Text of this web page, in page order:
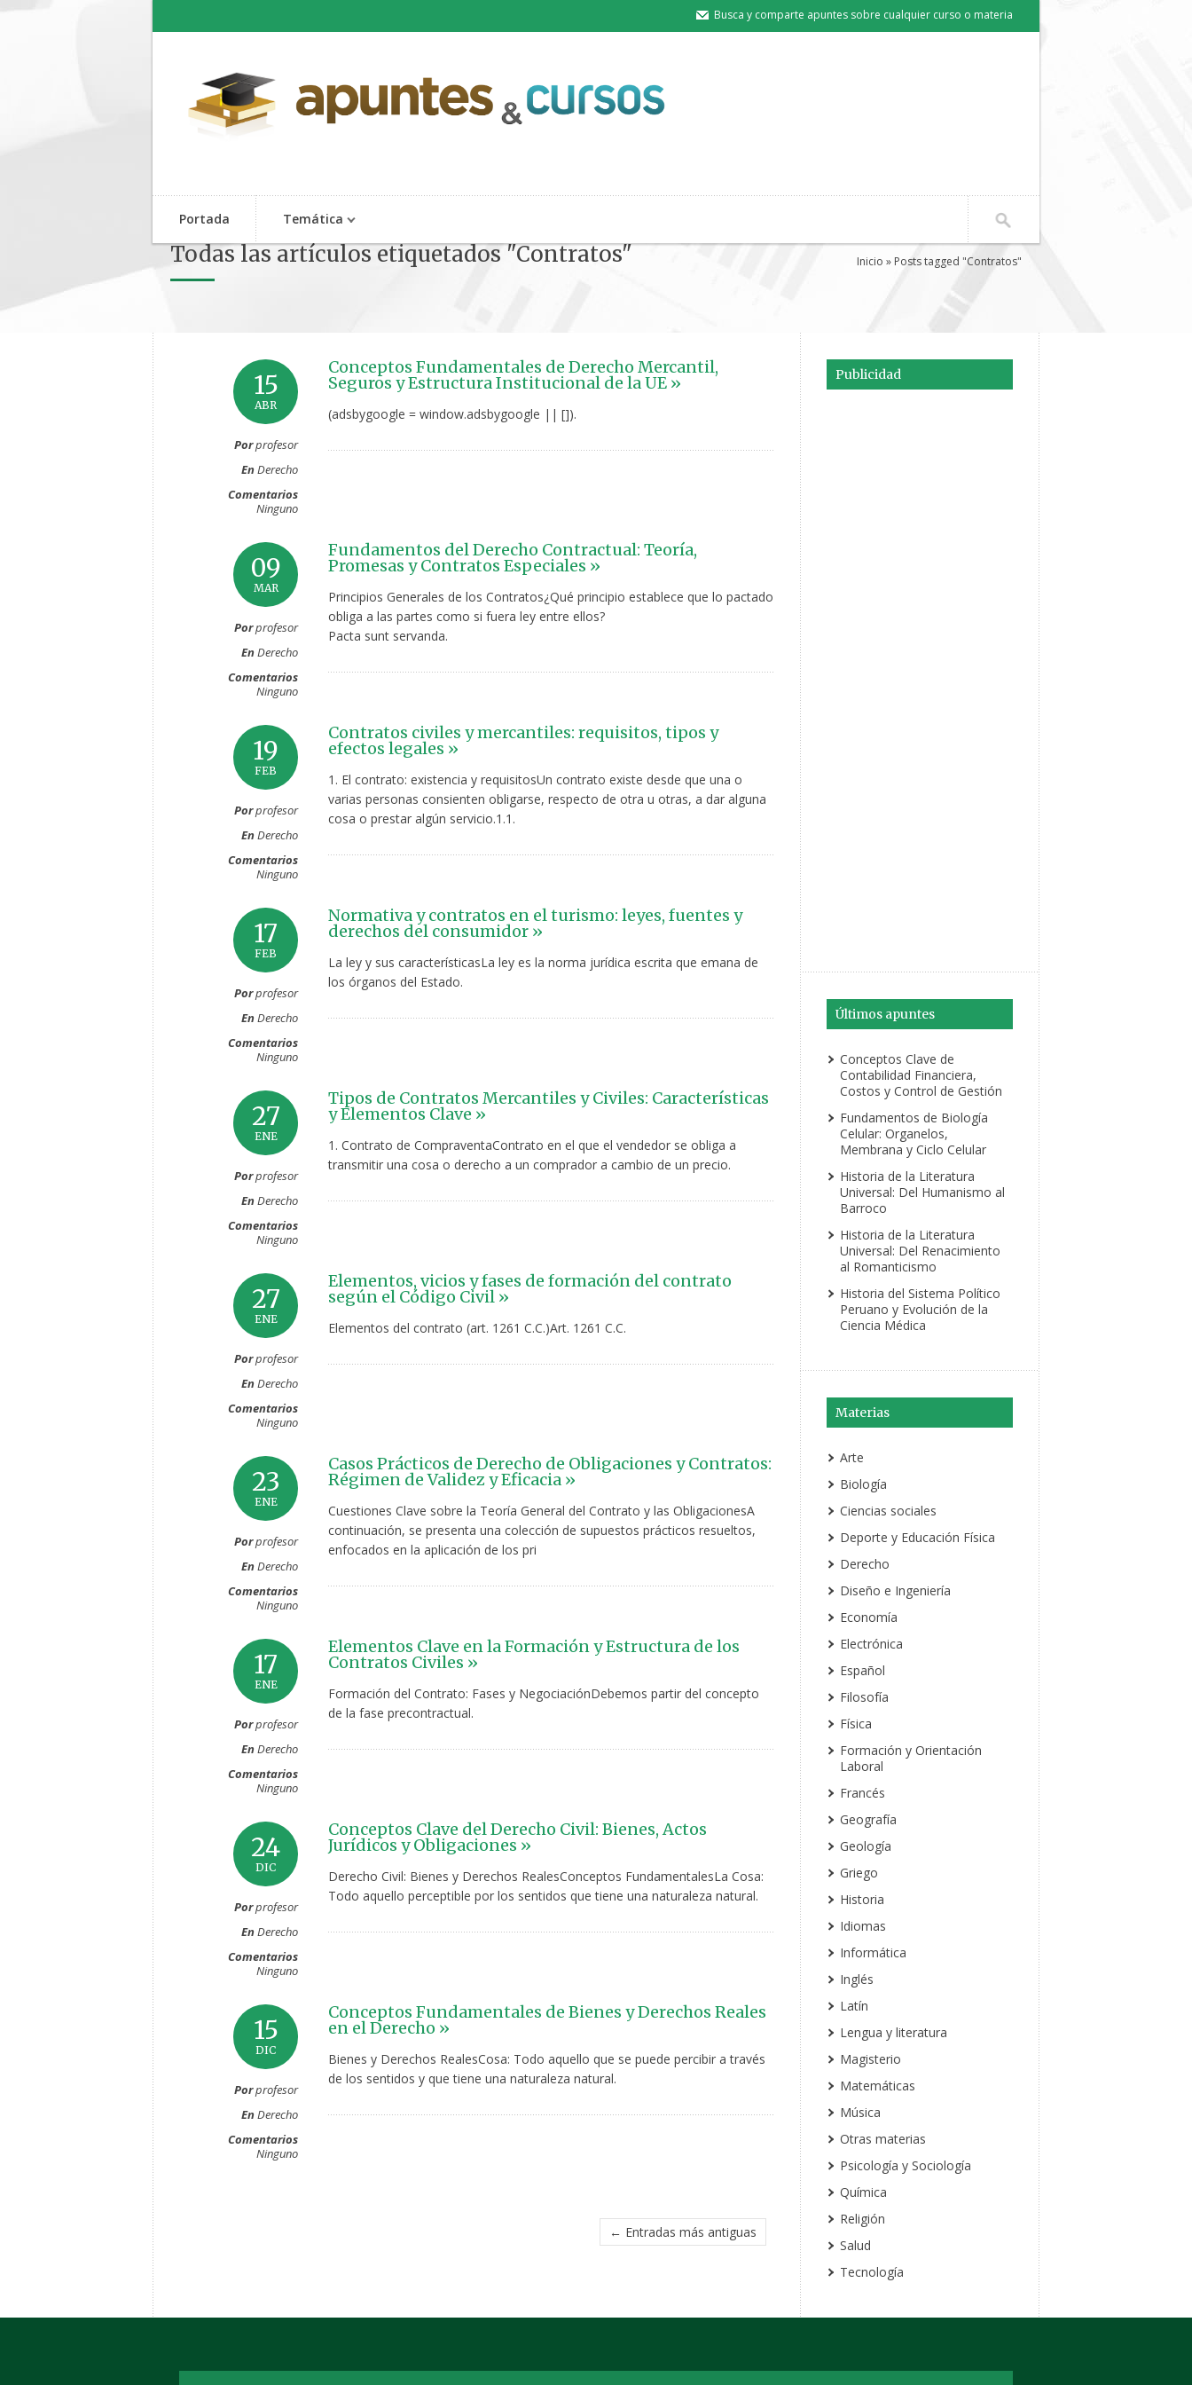
Busca y comparte apuntes sobre cualquier curso o materia
Portada Temática
Todas las artículos etiquetados "Contratos" Inicio » Posts tagged "Contratos"
15
ABR
Porprofesor
EnDerecho
Comentarios
Ninguno
Conceptos Fundamentales de Derecho Mercantil,
Seguros y Estructura Institucional de la UE »
(adsbygoogle = window.adsbygoogle || []).
09
MAR
Porprofesor
EnDerecho
Comentarios
Ninguno
Fundamentos del Derecho Contractual: Teoría,
Promesas y Contratos Especiales »
Principios Generales de los Contratos¿Qué principio establece que lo pactado
obliga a las partes como si fuera ley entre ellos?
Pacta sunt servanda.
19
FEB
Porprofesor
EnDerecho
Comentarios
Ninguno
Contratos civiles y mercantiles: requisitos, tipos y
efectos legales »
1. El contrato: existencia y requisitosUn contrato existe desde que una o
varias personas consienten obligarse, respecto de otra u otras, a dar alguna
cosa o prestar algún servicio.1.1.
17
FEB
Porprofesor
EnDerecho
Comentarios
Ninguno
Normativa y contratos en el turismo: leyes, fuentes y
derechos del consumidor »
La ley y sus característicasLa ley es la norma jurídica escrita que emana de
los órganos del Estado.
27
ENE
Porprofesor
EnDerecho
Comentarios
Ninguno
Tipos de Contratos Mercantiles y Civiles: Características
y Elementos Clave »
1. Contrato de CompraventaContrato en el que el vendedor se obliga a
transmitir una cosa o derecho a un comprador a cambio de un precio.
27
ENE
Porprofesor
EnDerecho
Comentarios
Ninguno
Elementos, vicios y fases de formación del contrato
según el Código Civil »
Elementos del contrato (art. 1261 C.C.)Art. 1261 C.C.
23
ENE
Porprofesor
EnDerecho
Comentarios
Ninguno
Casos Prácticos de Derecho de Obligaciones y Contratos:
Régimen de Validez y Eficacia »
Cuestiones Clave sobre la Teoría General del Contrato y las ObligacionesA
continuación, se presenta una colección de supuestos prácticos resueltos,
enfocados en la aplicación de los pri
17
ENE
Porprofesor
EnDerecho
Comentarios
Ninguno
Elementos Clave en la Formación y Estructura de los
Contratos Civiles »
Formación del Contrato: Fases y NegociaciónDebemos partir del concepto
de la fase precontractual.
24
DIC
Porprofesor
EnDerecho
Comentarios
Ninguno
Conceptos Clave del Derecho Civil: Bienes, Actos
Jurídicos y Obligaciones »
Derecho Civil: Bienes y Derechos RealesConceptos FundamentalesLa Cosa:
Todo aquello perceptible por los sentidos que tiene una naturaleza natural.
15
DIC
Porprofesor
EnDerecho
Comentarios
Ninguno
Conceptos Fundamentales de Bienes y Derechos Reales
en el Derecho »
Bienes y Derechos RealesCosa: Todo aquello que se puede percibir a través
de los sentidos y que tiene una naturaleza natural.
← Entradas más antiguas
Publicidad
Últimos apuntes
Conceptos Clave de
Contabilidad Financiera,
Costos y Control de Gestión
Fundamentos de Biología
Celular: Organelos,
Membrana y Ciclo Celular
Historia de la Literatura
Universal: Del Humanismo al
Barroco
Historia de la Literatura
Universal: Del Renacimiento
al Romanticismo
Historia del Sistema Político
Peruano y Evolución de la
Ciencia Médica
Materias
Arte
Biología
Ciencias sociales
Deporte y Educación Física
Derecho
Diseño e Ingeniería
Economía
Electrónica
Español
Filosofía
Física
Formación y Orientación
Laboral
Francés
Geografía
Geología
Griego
Historia
Idiomas
Informática
Inglés
Latín
Lengua y literatura
Magisterio
Matemáticas
Música
Otras materias
Psicología y Sociología
Química
Religión
Salud
Tecnología